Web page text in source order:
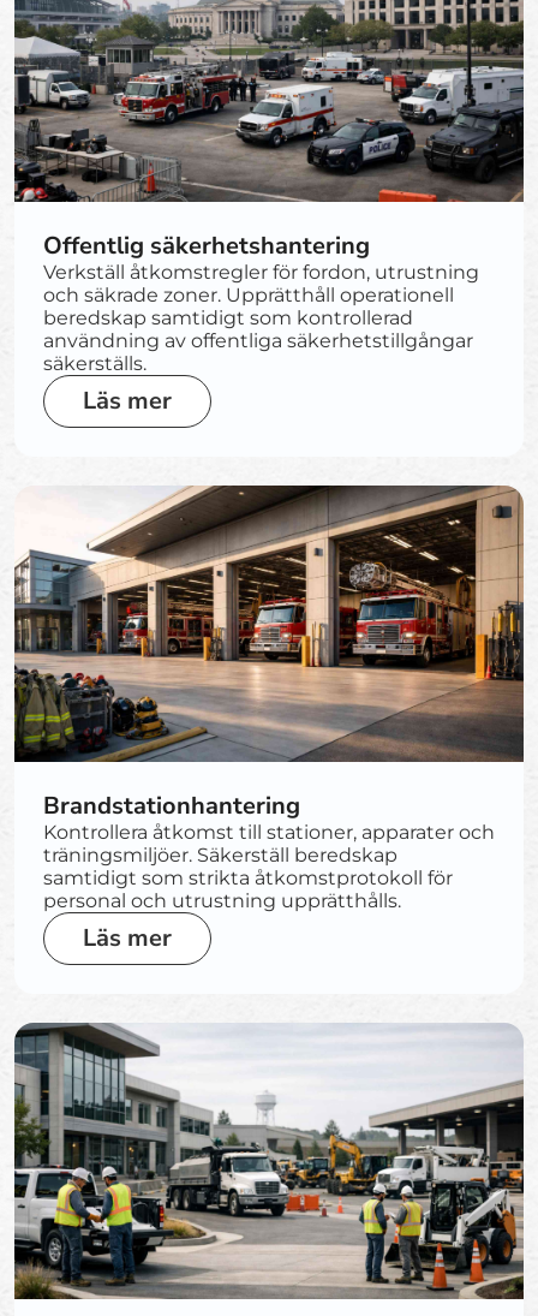
Offentlig säkerhetshantering
Verkställ åtkomstregler för fordon, utrustning
och säkrade zoner. Upprätthåll operationell
beredskap samtidigt som kontrollerad
användning av offentliga säkerhetstillgångar
säkerställs.
Läs mer
Brandstationhantering
Kontrollera åtkomst till stationer, apparater och
träningsmiljöer. Säkerställ beredskap
samtidigt som strikta åtkomstprotokoll för
personal och utrustning upprätthålls.
Läs mer